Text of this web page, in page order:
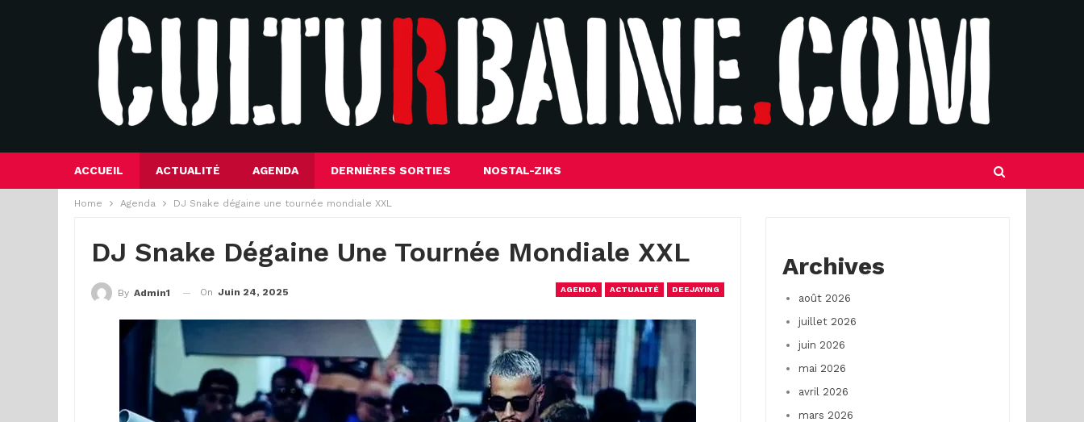
ACCUEIL ACTUALITÉ AGENDA DERNIÈRES SORTIES NOSTAL-ZIKS
Home Agenda DJ Snake dégaine une tournée mondiale XXL
DJ Snake Dégaine Une Tournée Mondiale XXL
AGENDA ACTUALITÉ DEEJAYING
By Admin1 On Juin 24, 2025
Archives
août 2026
juillet 2026
juin 2026
mai 2026
avril 2026
mars 2026